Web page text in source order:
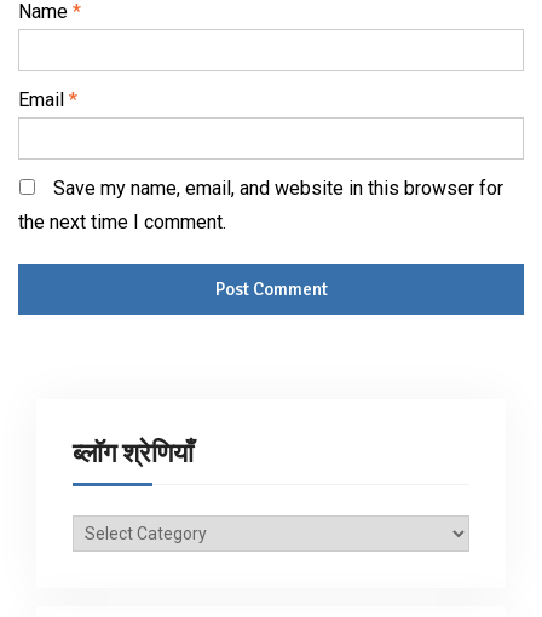
Name *
Email *
Save my name, email, and website in this browser for
the next time I comment.
ब्लॉग श्रेणियाँ
ब्लॉग